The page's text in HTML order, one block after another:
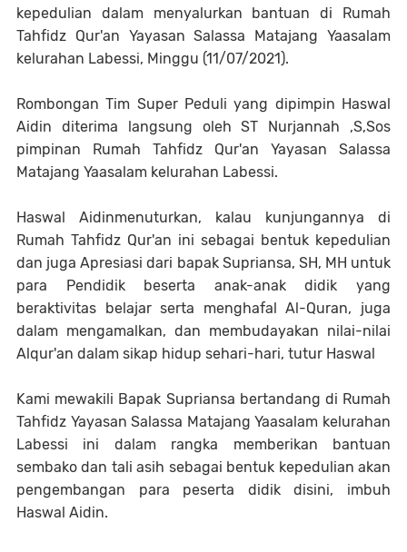
kepedulian dalam menyalurkan bantuan di Rumah
Tahfidz Qur'an Yayasan Salassa Matajang Yaasalam
kelurahan Labessi, Minggu (11/07/2021).
Rombongan Tim Super Peduli yang dipimpin Haswal
Aidin diterima langsung oleh ST Nurjannah ,S,Sos
pimpinan Rumah Tahfidz Qur'an Yayasan Salassa
Matajang Yaasalam kelurahan Labessi.
Haswal Aidinmenuturkan, kalau kunjungannya di
Rumah Tahfidz Qur'an ini sebagai bentuk kepedulian
dan juga Apresiasi dari bapak Supriansa, SH, MH untuk
para Pendidik beserta anak-anak didik yang
beraktivitas belajar serta menghafal Al-Quran, juga
dalam mengamalkan, dan membudayakan nilai-nilai
Alqur'an dalam sikap hidup sehari-hari, tutur Haswal
Kami mewakili Bapak Supriansa bertandang di Rumah
Tahfidz Yayasan Salassa Matajang Yaasalam kelurahan
Labessi ini dalam rangka memberikan bantuan
sembako dan tali asih sebagai bentuk kepedulian akan
pengembangan para peserta didik disini, imbuh
Haswal Aidin.